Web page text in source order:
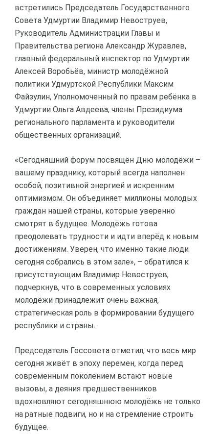
встретились Председатель Государственного
Совета Удмуртии Владимир Невоструев,
Руководитель Администрации Главы и
Правительства региона Александр Журавлев,
главный федеральный инспектор по Удмуртии
Алексей Воробьёв, министр молодёжной
политики Удмуртской Республики Максим
Файзулин, Уполномоченный по правам ребёнка в
Удмуртии Ольга Авдеева, члены Президиума
регионального парламента и руководители
общественных организаций.
«Сегодняшний форум посвящён Дню молодёжи –
вашему празднику, который всегда наполнен
особой, позитивной энергией и искренним
оптимизмом. Он объединяет миллионы молодых
граждан нашей страны, которые уверенно
смотрят в будущее. Молодёжь готова
преодолевать трудности и идти вперёд к новым
достижениям. Уверен, что именно такие люди
сегодня собрались в этом зале», – обратился к
присутствующим Владимир Невоструев,
подчеркнув, что в современных условиях
молодёжи принадлежит очень важная,
стратегическая роль в формировании будущего
республики и страны.
Председатель Госсовета отметил, что весь мир
сегодня живёт в эпоху перемен, когда перед
современным поколением встают новые
вызовы, а деяния предшественников
вдохновляют сегодняшнюю молодёжь не только
на ратные подвиги, но и на стремление строить
будущее.